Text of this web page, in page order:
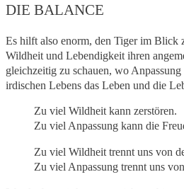
DIE BALANCE
Es hilft also enorm, den Tiger im Blick
Wildheit und Lebendigkeit ihren
gleichzeitig zu schauen, wo
irdischen Lebens das Leben und die
Zu viel Wildheit kann zerstören.
Zu viel Anpassung kann die
Zu viel Wildheit trennt uns von
Zu viel Anpassung trennt uns